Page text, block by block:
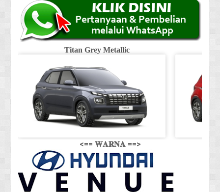
Titan Grey Metallic
<== 𝐖𝐀𝐑𝐍𝐀 ==>